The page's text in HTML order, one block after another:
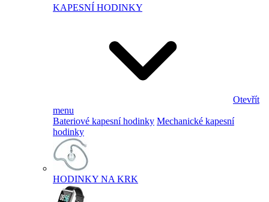
KAPESNÍ HODINKY
Otevřít
menu
Bateriové kapesní hodinky Mechanické kapesní
hodinky
HODINKY NA KRK